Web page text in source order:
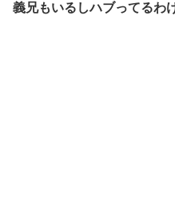
義兄もいるしハブってるわ